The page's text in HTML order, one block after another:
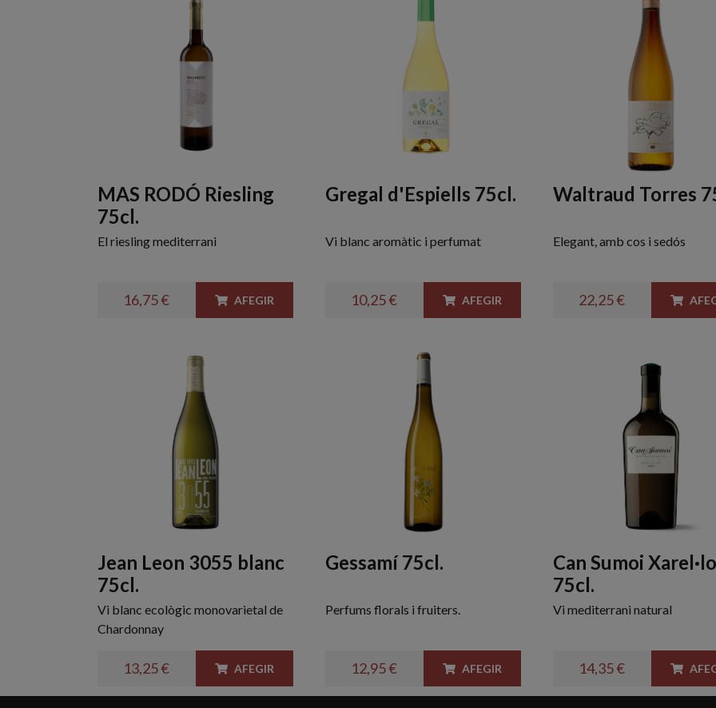
MAS RODÓ Riesling
75cl.
El riesling mediterrani
16,75 € AFEGIR
Gregal d'Espiells 75cl.
Vi blanc aromàtic i perfumat
10,25 € AFEGIR
Waltraud Torres
Elegant, amb cos i sedós
22,25 €
Jean Leon 3055 blanc
75cl.
Vi blanc ecològic monovarietal de
Chardonnay
13,25 € AFEGIR
Gessamí 75cl.
Perfums florals i fruiters.
12,95 € AFEGIR
Can Sumoi Xarel·lo
75cl.
Vi mediterrani natural
14,35 €